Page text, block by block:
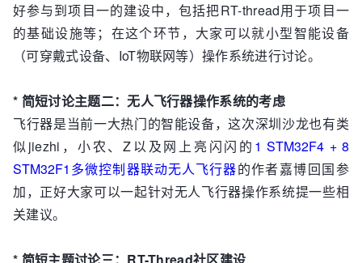
好参与到项目一的建设中，包括把RT-thread用于项目一
的基础设施等；在这个环节，大家可以就小型智能设备
（可穿戴式设备、IoT物联网等）操作系统进行讨论。
* 简短讨论主题二：无人飞行器操作系统的考虑
飞行器是当前一大热门的智能设备，这次深圳沙龙也有类
似jiezhi，小农、Z以及网上亮闪闪的 1 STM32F4 + 8
STM32F1多微控制器联动无人飞行器的作者嘉博回国参
加，正好大家可以一起针对无人飞行器操作系统提一些相
关建议。